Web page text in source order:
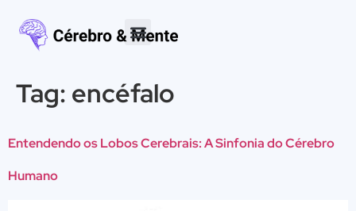
Tag: encéfalo
Entendendo os Lobos Cerebrais: A Sinfonia do Cérebro
Humano